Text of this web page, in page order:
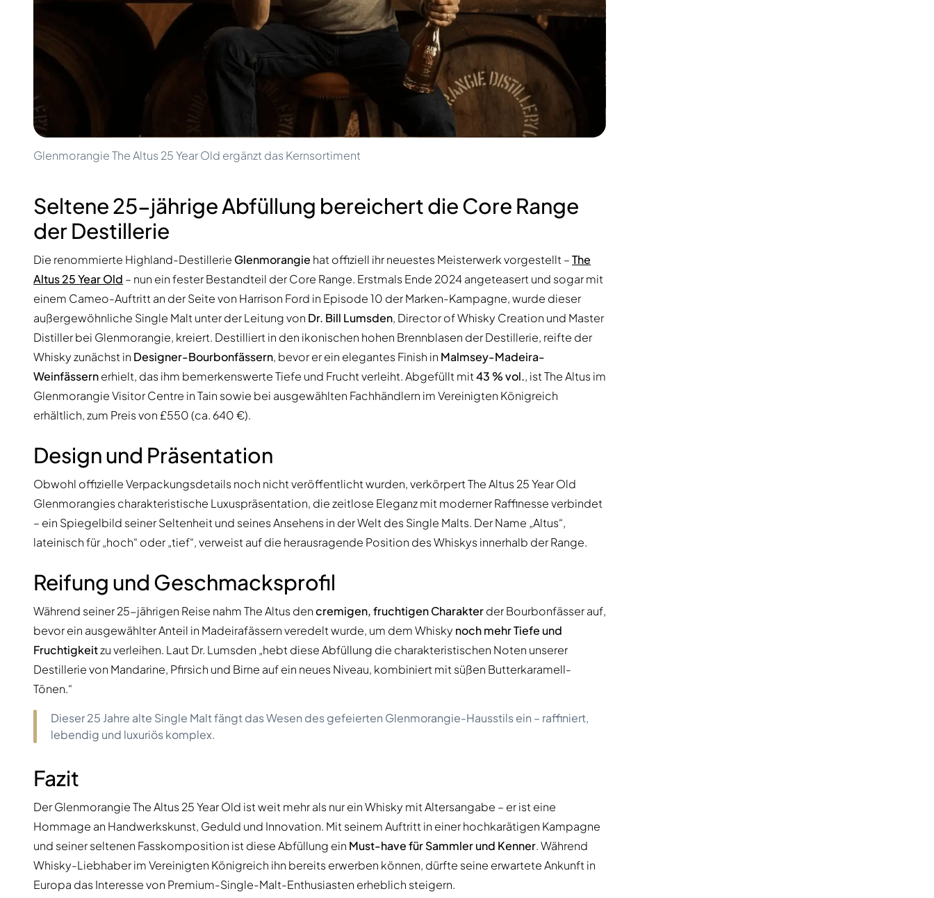
Kommende Veröffentlichungen
Kollektionen
Kundenfavoriten
Rar & Sammlerstück
Süßer Whisky
Don Julio
Gin Mare
Mangabeiras
Hennessy
Remy Martin
Ron Zacapa
Glenmorangie The Altus 25 Year Old ergänzt das Kernsortiment
Seltene 25-jährige Abfüllung bereichert die Core Range
der Destillerie
Die renommierte Highland-Destillerie Glenmorangie hat offiziell ihr neuestes Meisterwerk vorgestellt –The
Altus 25 Year Old – nun ein fester Bestandteil der Core Range. Erstmals Ende 2024 angeteasert und sogar mit
einem Cameo-Auftritt an der Seite von Harrison Ford in Episode 10 der Marken-Kampagne, wurde dieser
außergewöhnliche Single Malt unter der Leitung von Dr. Bill Lumsden, Director of Whisky Creation und Master
Distiller bei Glenmorangie, kreiert. Destilliert in den ikonischen hohen Brennblasen der Destillerie, reifte der
Whisky zunächst in Designer-Bourbonfässern, bevor er ein elegantes Finish in Malmsey-Madeira-
Weinfässernerhielt, das ihm bemerkenswerte Tiefe und Frucht verleiht. Abgefüllt mit43 % vol., ist The Altus im
Glenmorangie Visitor Centre in Tain sowie bei ausgewählten Fachhändlern im Vereinigten Königreich
erhältlich, zum Preis von £550 (ca. 640 €).
Design und Präsentation
Obwohl offizielle Verpackungsdetails noch nicht veröffentlicht wurden, verkörpert The Altus 25 Year Old
Glenmorangies charakteristische Luxuspräsentation, die zeitlose Eleganz mit moderner Raffinesse verbindet
– ein Spiegelbild seiner Seltenheit und seines Ansehens in der Welt des Single Malts. Der Name „Altus“,
lateinisch für „hoch“ oder „tief“, verweist auf die herausragende Position des Whiskys innerhalb der Range.
Reifung und Geschmacksprofil
Während seiner 25-jährigen Reise nahm The Altus dencremigen, fruchtigen Charakterder Bourbonfässer auf,
bevor ein ausgewählter Anteil in Madeirafässern veredelt wurde, um dem Whisky noch mehr Tiefe und
Fruchtigkeitzu verleihen. Laut Dr. Lumsden „hebt diese Abfüllung die charakteristischen Noten unserer
Destillerie von Mandarine, Pfirsich und Birne auf ein neues Niveau, kombiniert mit süßen Butterkaramell-
Tönen.“
Dieser 25 Jahre alte Single Malt fängt das Wesen des gefeierten Glenmorangie-Hausstils ein – raffiniert,
lebendig und luxuriös komplex.
Fazit
Der Glenmorangie The Altus 25 Year Old ist weit mehr als nur ein Whisky mit Altersangabe – er ist eine
Hommage an Handwerkskunst, Geduld und Innovation. Mit seinem Auftritt in einer hochkarätigen Kampagne
und seiner seltenen Fasskomposition ist diese Abfüllung ein Must-have für Sammler und Kenner. Während
Whisky-Liebhaber im Vereinigten Königreich ihn bereits erwerben können, dürfte seine erwartete Ankunft in
Europa das Interesse von Premium-Single-Malt-Enthusiasten erheblich steigern.